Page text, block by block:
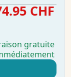
CHF
gratuite